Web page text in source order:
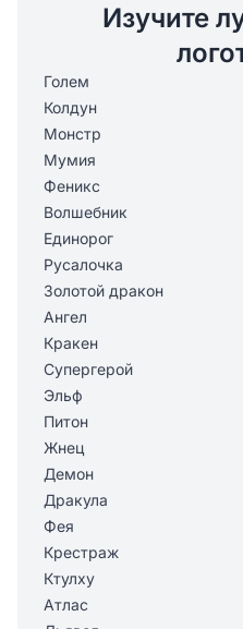
Изучите
Голем
Колдун
Монстр
Мумия
Феникс
Волшебник
Единорог
Русалочка
Золотой дракон
Ангел
Кракен
Супергерой
Эльф
Питон
Жнец
Демон
Дракула
Фея
Крестраж
Ктулху
Атлас